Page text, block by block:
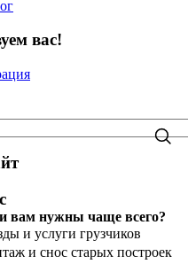
вас!
вам нужны чаще всего?
и услуги грузчиков
и снос старых построек